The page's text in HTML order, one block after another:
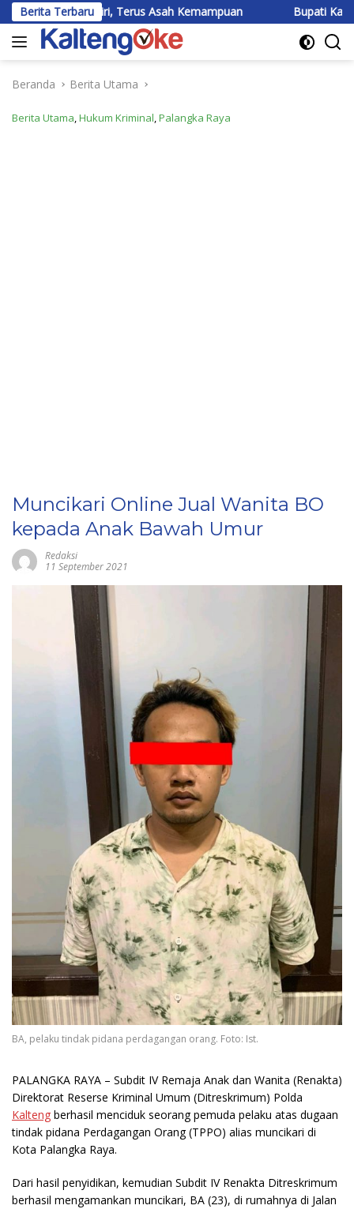
Langsung
ke
konten
Berita Terbaru
Terus Asah Kemampuan Bupati Katingan Tegaskan
Beranda Berita Utama
Berita Utama,Hukum Kriminal,Palangka Raya
Muncikari Online Jual Wanita BO
kepada Anak Bawah Umur
Redaksi
11 September 2021
BA, pelaku tindak pidana perdagangan orang. Foto: Ist.
PALANGKA RAYA – Subdit IV Remaja Anak dan Wanita (Renakta)
Direktorat Reserse Kriminal Umum (Ditreskrimum) Polda
Kalteng berhasil menciduk seorang pemuda pelaku atas dugaan
tindak pidana Perdagangan Orang (TPPO) alias muncikari di
Kota Palangka Raya.
Dari hasil penyidikan, kemudian Subdit IV Renakta Ditreskrimum
berhasil mengamankan muncikari, BA (23), di rumahnya di Jalan